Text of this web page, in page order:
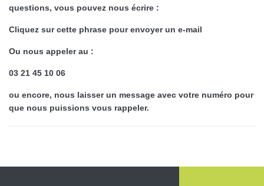
questions, vous pouvez nous écrire :
Cliquez sur cette phrase pour envoyer un e-mail
Ou nous appeler au :
03 21 45 10 06
ou encore, nous laisser un message avec votre numéro pour
que nous puissions vous rappeler.